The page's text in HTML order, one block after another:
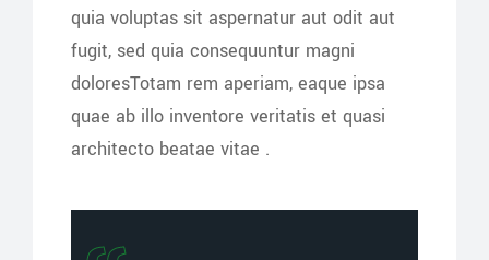
quia voluptas sit aspernatur aut odit aut
fugit, sed quia consequuntur magni
doloresTotam rem aperiam, eaque ipsa
quae ab illo inventore veritatis et quasi
architecto beatae vitae .